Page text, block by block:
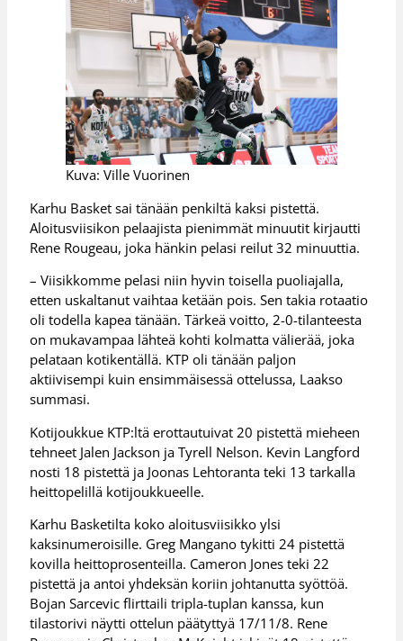
Kuva: Ville Vuorinen
Karhu Basket sai tänään penkiltä kaksi pistettä.
Aloitusviisikon pelaajista pienimmät minuutit kirjautti
Rene Rougeau, joka hänkin pelasi reilut 32 minuuttia.
– Viisikkomme pelasi niin hyvin toisella puoliajalla,
etten uskaltanut vaihtaa ketään pois. Sen takia rotaatio
oli todella kapea tänään. Tärkeä voitto, 2-0-tilanteesta
on mukavampaa lähteä kohti kolmatta välierää, joka
pelataan kotikentällä. KTP oli tänään paljon
aktiivisempi kuin ensimmäisessä ottelussa, Laakso
summasi.
Kotijoukkue KTP:ltä erottautuivat 20 pistettä mieheen
tehneet Jalen Jackson ja Tyrell Nelson. Kevin Langford
nosti 18 pistettä ja Joonas Lehtoranta teki 13 tarkalla
heittopelillä kotijoukkueelle.
Karhu Basketilta koko aloitusviisikko ylsi
kaksinumeroisille. Greg Mangano tykitti 24 pistettä
kovilla heittoprosenteilla. Cameron Jones teki 22
pistettä ja antoi yhdeksän koriin johtanutta syöttöä.
Bojan Sarcevic flirttaili tripla-tuplan kanssa, kun
tilastorivi näytti ottelun päätyttyä 17/11/8. Rene